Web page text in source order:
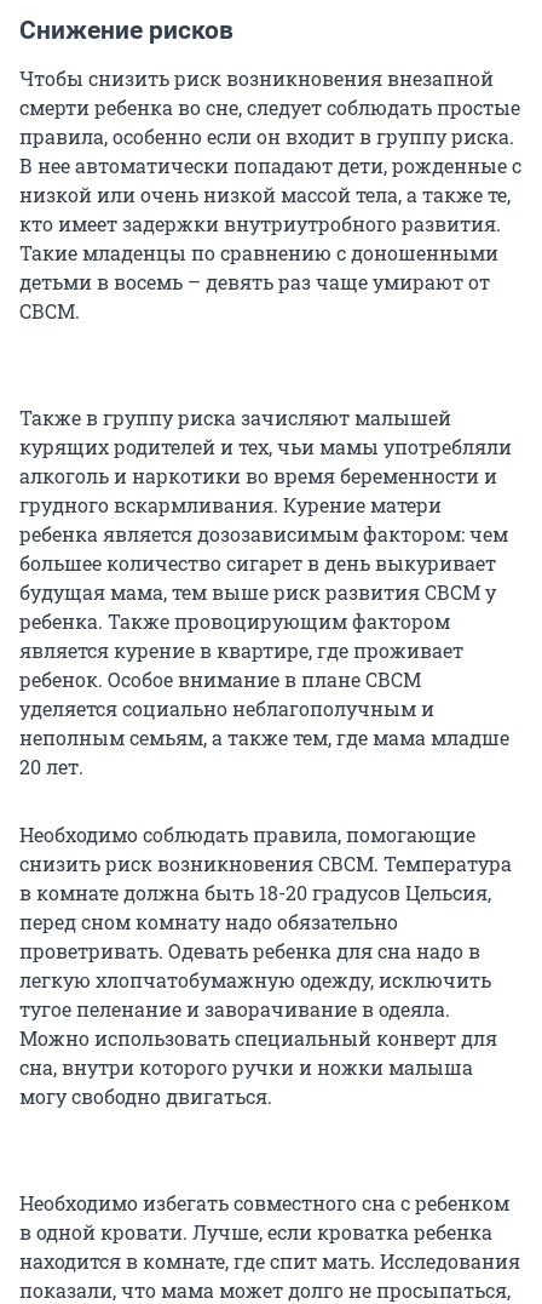
Снижение рисков
Чтобы снизить риск возникновения внезапной
смерти ребенка во сне, следует соблюдать простые
правила, особенно если он входит в группу риска.
В нее автоматически попадают дети, рожденные с
низкой или очень низкой массой тела, а также те,
кто имеет задержки внутриутробного развития.
Такие младенцы по сравнению с доношенными
детьми в восемь – девять раз чаще умирают от
СВСМ.
Также в группу риска зачисляют малышей
курящих родителей и тех, чьи мамы употребляли
алкоголь и наркотики во время беременности и
грудного вскармливания. Курение матери
ребенка является дозозависимым фактором: чем
большее количество сигарет в день выкуривает
будущая мама, тем выше риск развития СВСМ у
ребенка. Также провоцирующим фактором
является курение в квартире, где проживает
ребенок. Особое внимание в плане СВСМ
уделяется социально неблагополучным и
неполным семьям, а также тем, где мама младше
20 лет.
Необходимо соблюдать правила, помогающие
снизить риск возникновения СВСМ. Температура
в комнате должна быть 18-20 градусов Цельсия,
перед сном комнату надо обязательно
проветривать. Одевать ребенка для сна надо в
легкую хлопчатобумажную одежду, исключить
тугое пеленание и заворачивание в одеяла.
Можно использовать специальный конверт для
сна, внутри которого ручки и ножки малыша
могу свободно двигаться.
Необходимо избегать совместного сна с ребенком
в одной кровати. Лучше, если кроватка ребенка
находится в комнате, где спит мать. Исследования
показали, что мама может долго не просыпаться,